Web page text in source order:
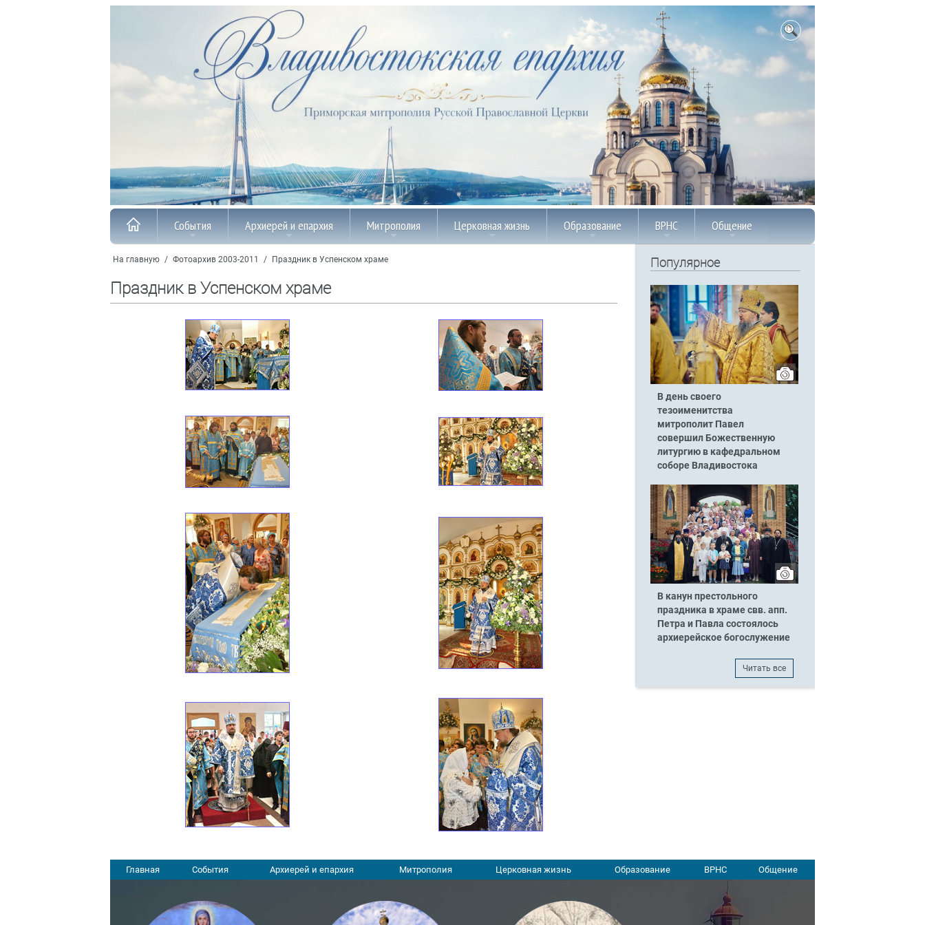
События Архиерей и епархия Митрополия Церковная жизнь Образование ВРНС Общение
На главную / Фотоархив 2003-2011 / Праздник в Успенском храме
Праздник в Успенском храме
Популярное
В день своего
тезоименитства
митрополит Павел
совершил Божественную
литургию в кафедральном
соборе Владивостока
В канун престольного
праздника в храме свв. апп.
Петра и Павла состоялось
архиерейское богослужение
Читать все
Главная События Архиерей и епархия Митрополия Церковная жизнь Образование ВРНС Общение